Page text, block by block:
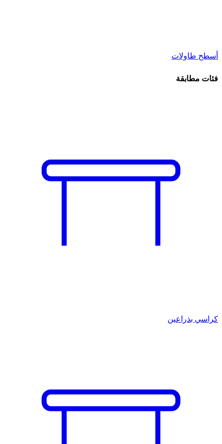
أسطح طاولات
فئات مطابقة
كراسي بذراعين